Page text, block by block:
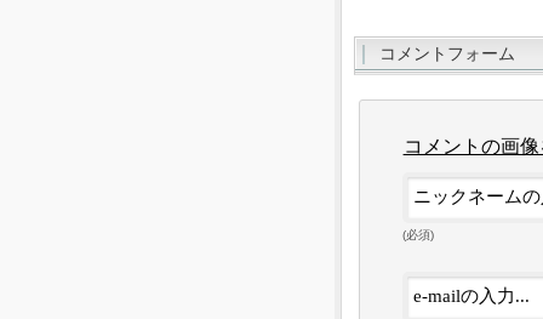
コメントフォーム
コメントの画
(必須)